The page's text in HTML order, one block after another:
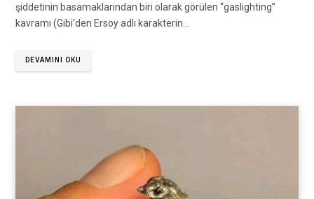
şiddetinin basamaklarından biri olarak görülen “gaslighting”
kavramı (Gibi’den Ersoy adlı karakterin…
DEVAMINI OKU